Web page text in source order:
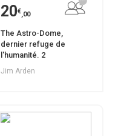
20€,00
The Astro-Dome,
dernier refuge de
l'humanité. 2
Jim Arden